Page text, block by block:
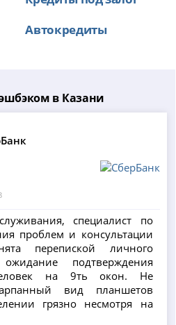
Автокредиты
в Казани
специалист по
проблем и консультации
перепиской личного
подтверждения
на 9ть окон. Не
вид планшетов
грязно несмотря на